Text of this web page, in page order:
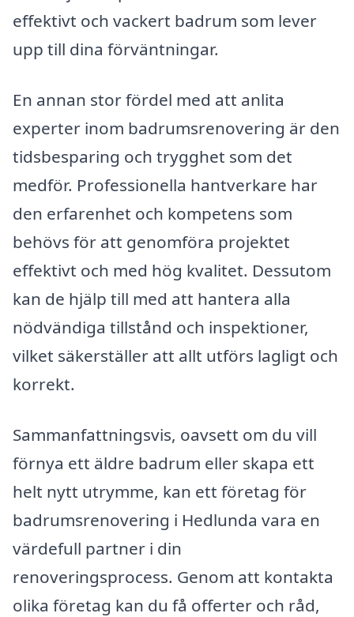
effektivt och vackert badrum som lever
upp till dina förväntningar.
En annan stor fördel med att anlita
experter inom badrumsrenovering är den
tidsbesparing och trygghet som det
medför. Professionella hantverkare har
den erfarenhet och kompetens som
behövs för att genomföra projektet
effektivt och med hög kvalitet. Dessutom
kan de hjälp till med att hantera alla
nödvändiga tillstånd och inspektioner,
vilket säkerställer att allt utförs lagligt och
korrekt.
Sammanfattningsvis, oavsett om du vill
förnya ett äldre badrum eller skapa ett
helt nytt utrymme, kan ett företag för
badrumsrenovering i Hedlunda vara en
värdefull partner i din
renoveringsprocess. Genom att kontakta
olika företag kan du få offerter och råd,